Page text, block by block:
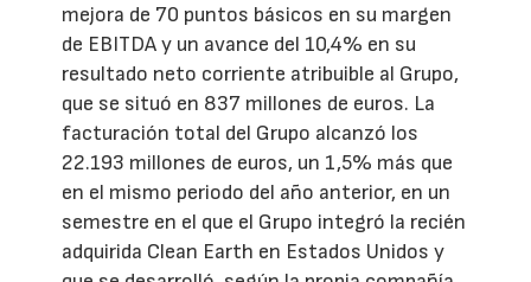
mejora de 70 puntos básicos en su margen
de EBITDA y un avance del 10,4% en su
resultado neto corriente atribuible al Grupo,
que se situó en 837 millones de euros. La
facturación total del Grupo alcanzó los
22.193 millones de euros, un 1,5% más que
en el mismo periodo del año anterior, en un
semestre en el que el Grupo integró la recién
adquirida Clean Earth en Estados Unidos y